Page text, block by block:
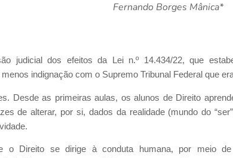
Fernando Borges Mânica*
judicial dos efeitos da Lei n.º 14.434/22, que
indignação com o Supremo Tribunal Federal que
Desde as primeiras aulas, os alunos de Direito
de alterar, por si, dados da realidade (mundo do
o Direito se dirige à conduta humana, por meio